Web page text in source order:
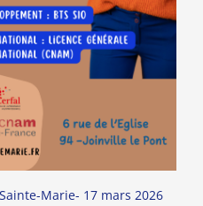
Marie- 17 mars 2026